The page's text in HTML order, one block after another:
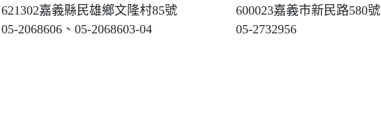
621302嘉義縣民雄鄉文隆村85號
05-2068606、05-2068603-04
600023嘉義市新民路580號
05-2732956